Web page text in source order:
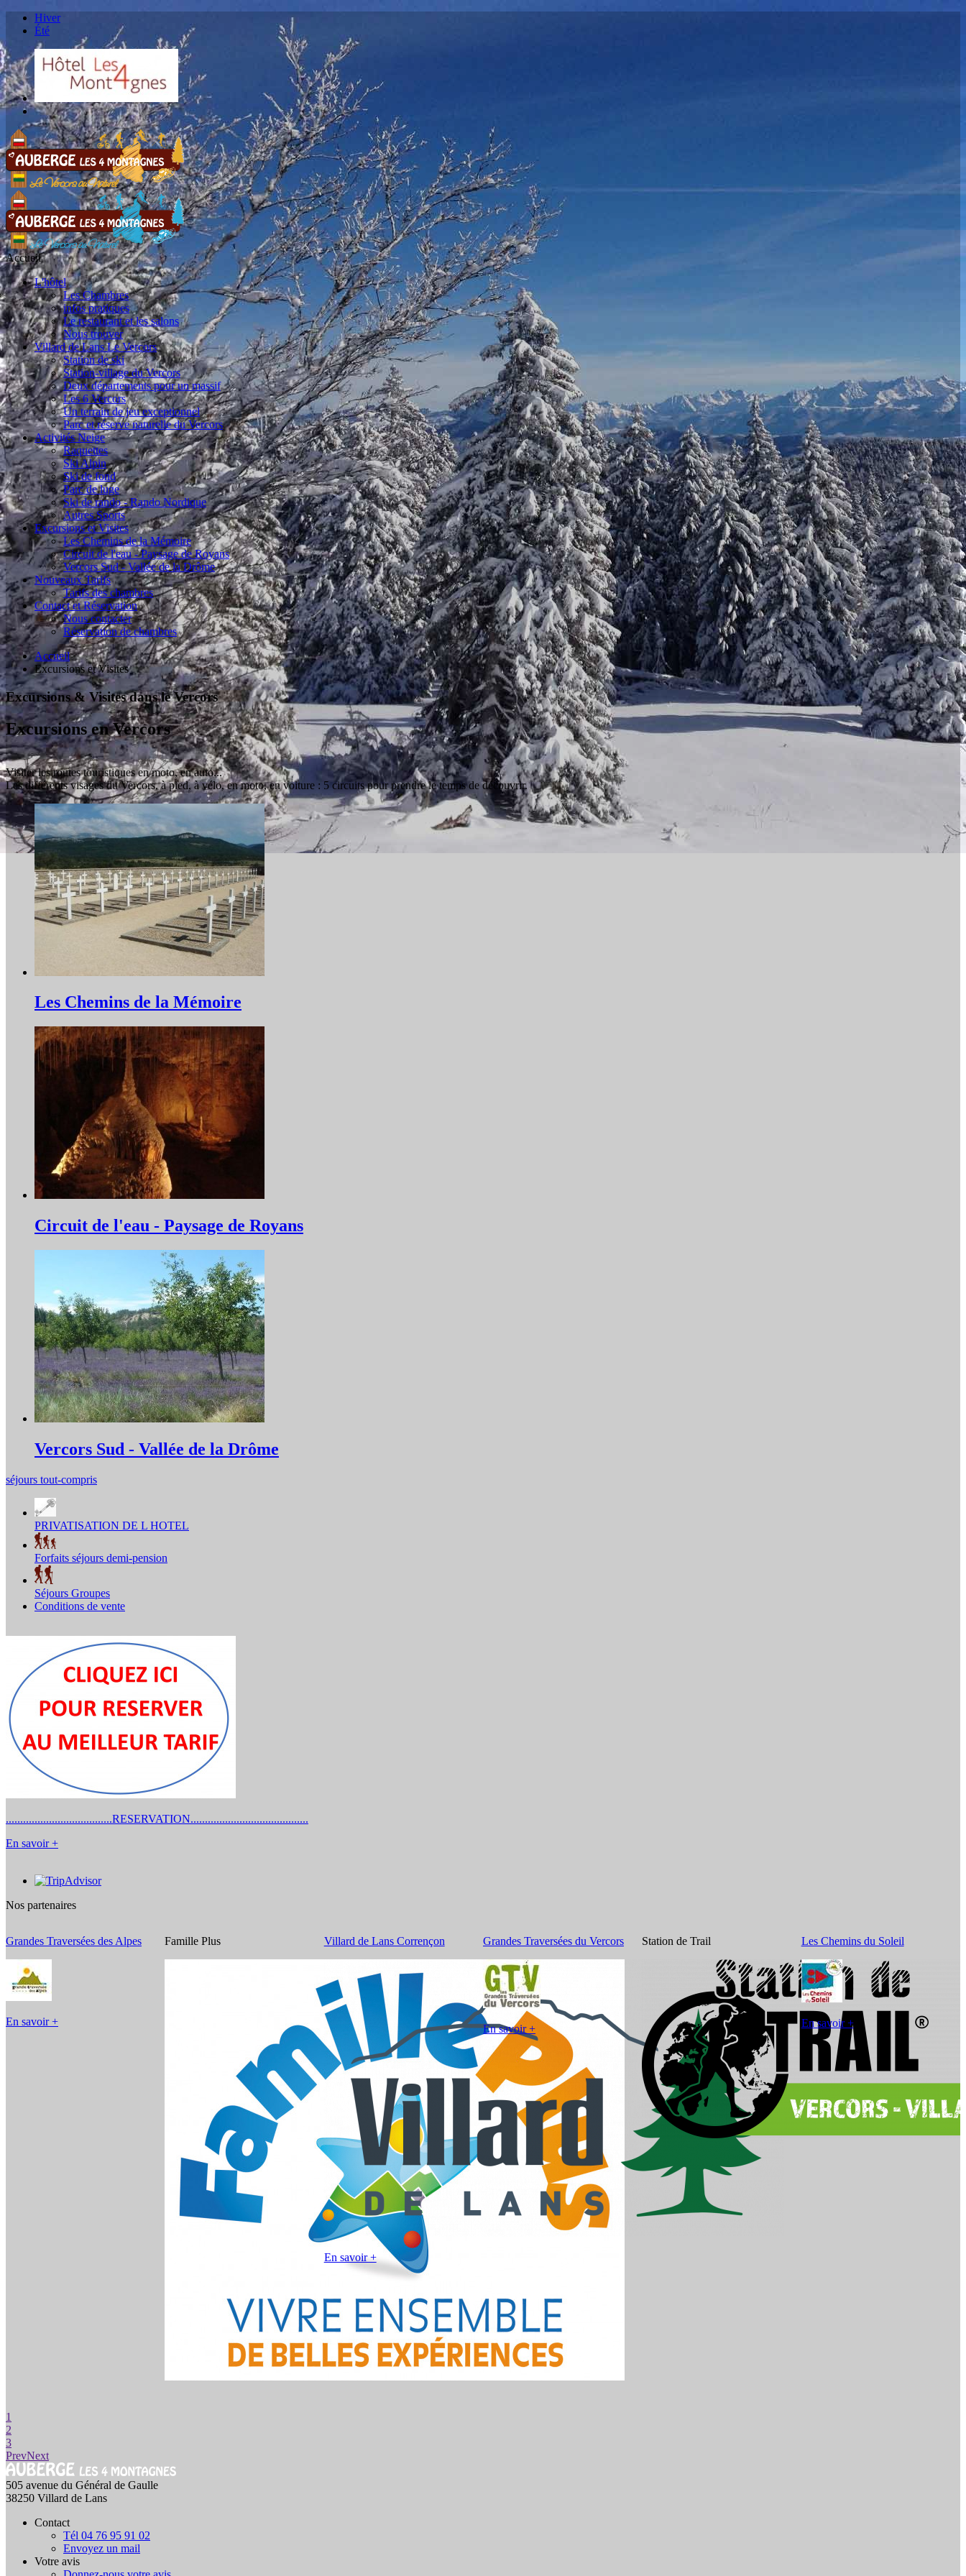
Hiver
Été
Accueil
L'hôtel
Les Chambres
infos pratiques
Le restaurant et les salons
Nous trouver
Villard de Lans Le Vercors
Station de ski
Station-village du Vercors
Deux départements pour un massif
Les 6 Vercors
Un terrain de jeu exceptionnel
Parc et réserve naturelle du Vercors
Activités Neige
Raquettes
Ski Alpin
Ski de fond
Parc de luge
Ski de rando - Rando Nordique
Autres Sports
Excursions et Visites
Les Chemins de la Mémoire
Circuit de l'eau - Paysage de Royans
Vercors Sud - Vallée de la Drôme
Nouveaux Tarifs
Tarifs des chambres
Contact et Réservation
Nous contacter
Réservation de chambres
Accueil>
Excursions et Visites
Excursions & Visites dans le Vercors
Excursions en Vercors
Visiter les routes touristiques en moto, en auto...
Les différents visages du Vercors, à pied, à vélo, en moto, en voiture : 5 circuits pour prendre le temps de découvrir.
Les Chemins de la Mémoire
Circuit de l'eau - Paysage de Royans
Vercors Sud - Vallée de la Drôme
séjours tout-compris
PRIVATISATION DE L HOTEL
Forfaits séjours demi-pension
Séjours Groupes
Conditions de vente
.....................................RESERVATION.........................................
En savoir +
Nos partenaires
Grandes Traversées des Alpes
En savoir +
Famille Plus Villard de Lans Corrençon
En savoir +
Grandes Traversées du Vercors
En savoir +
Station de Trail Les Chemins du Soleil
En savoir +
1
2
3
PrevNext
505 avenue du Général de Gaulle
38250 Villard de Lans
Contact
Tél 04 76 95 91 02
Envoyez un mail
Votre avis